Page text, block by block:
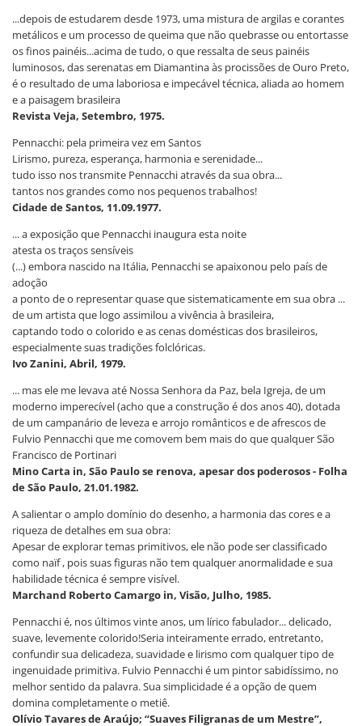
...depois de estudarem desde 1973, uma mistura de argilas e corantes
metálicos e um processo de queima que não quebrasse ou entortasse
os finos painéis...acima de tudo, o que ressalta de seus painéis
luminosos, das serenatas em Diamantina às procissões de Ouro Preto,
é o resultado de uma laboriosa e impecável técnica, aliada ao homem
e a paisagem brasileira
Revista Veja, Setembro, 1975.
Pennacchi: pela primeira vez em Santos
Lirismo, pureza, esperança, harmonia e serenidade...
tudo isso nos transmite Pennacchi através da sua obra...
tantos nos grandes como nos pequenos trabalhos!
Cidade de Santos, 11.09.1977.
... a exposição que Pennacchi inaugura esta noite
atesta os traços sensíveis
(...) embora nascido na Itália, Pennacchi se apaixonou pelo país de
adoção
a ponto de o representar quase que sistematicamente em sua obra ...
de um artista que logo assimilou a vivência à brasileira,
captando todo o colorido e as cenas domésticas dos brasileiros,
especialmente suas tradições folclóricas.
Ivo Zanini, Abril, 1979.
... mas ele me levava até Nossa Senhora da Paz, bela Igreja, de um
moderno imperecível (acho que a construção é dos anos 40), dotada
de um campanário de leveza e arrojo românticos e de afrescos de
Fulvio Pennacchi que me comovem bem mais do que qualquer São
Francisco de Portinari
Mino Carta in, São Paulo se renova, apesar dos poderosos - Folha
de São Paulo, 21.01.1982.
A salientar o amplo domínio do desenho, a harmonia das cores e a
riqueza de detalhes em sua obra:
Apesar de explorar temas primitivos, ele não pode ser classificado
como naïf , pois suas figuras não tem qualquer anormalidade e sua
habilidade técnica é sempre visível.
Marchand Roberto Camargo in, Visão, Julho, 1985.
Pennacchi é, nos últimos vinte anos, um lírico fabulador... delicado,
suave, levemente colorido!Seria inteiramente errado, entretanto,
confundir sua delicadeza, suavidade e lirismo com qualquer tipo de
ingenuidade primitiva. Fulvio Pennacchi é um pintor sabidíssimo, no
melhor sentido da palavra. Sua simplicidade é a opção de quem
domina completamente o metiê.
Olívio Tavares de Araújo; “Suaves Filigranas de um Mestre”,